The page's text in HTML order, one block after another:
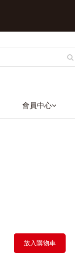
會員中心
放入購物車